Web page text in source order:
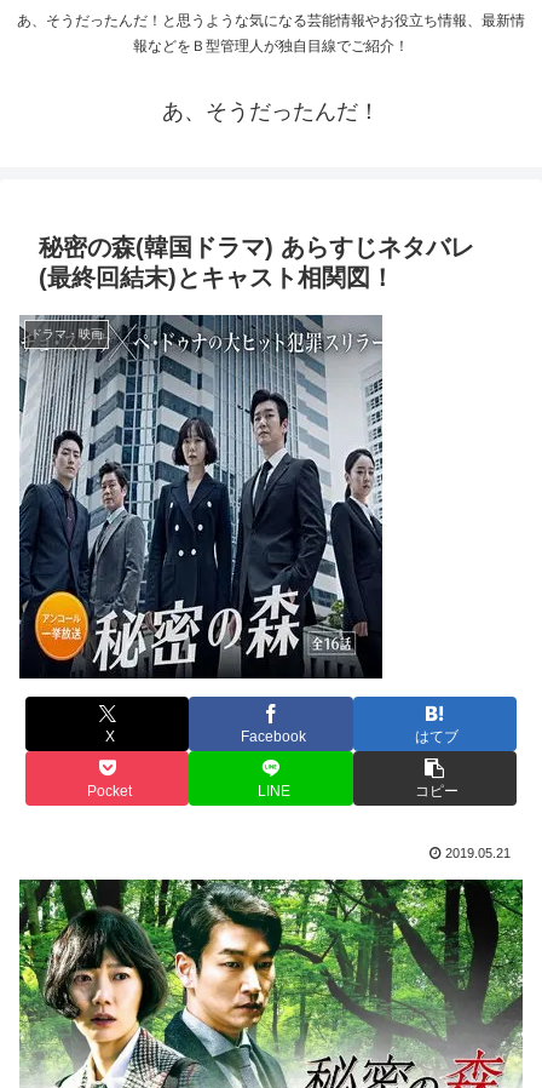
あ、そうだったんだ！と思うような気になる芸能情報やお役立ち情報、最新情
報などをＢ型管理人が独自目線でご紹介！
あ、そうだったんだ！
秘密の森(韓国ドラマ) あらすじネタバレ
(最終回結末)とキャスト相関図！
ドラマ・映画
X Facebook はてブ
Pocket LINE コピー
2019.05.21